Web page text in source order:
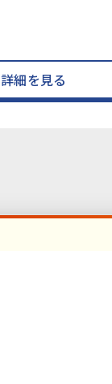
詳細を見る